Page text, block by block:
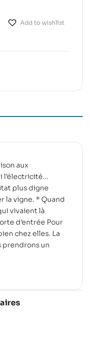
Add to wishlist
aux
l’électricité…
plus digne
la vigne. * Quand
vivaient là
d’entrée Pour
chez elles. La
prendrons un